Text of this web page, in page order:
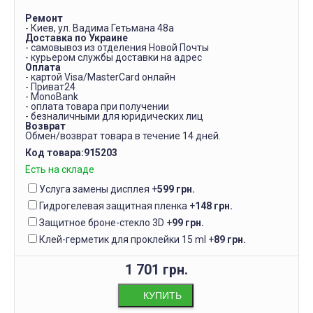
Ремонт
- Киев, ул. Вадима Гетьмана 48а
Доставка по Украине
- самовывоз из отделения Новой Почты
- курьером службы доставки на адрес
Оплата
- картой Visa/MasterCard онлайн
- Приват24
- MonoBank
- оплата товара при получении
- безналичными для юридических лиц
Возврат
Обмен/возврат товара в течение 14 дней.
Код товара:915203
Есть на складе
Услуга замены дисплея +599 грн.
Гидрогелевая защитная пленка +148 грн.
Защитное броне-стекло 3D +99 грн.
Клей-герметик для проклейки 15 ml +89 грн.
1 701 грн.
КУПИТЬ